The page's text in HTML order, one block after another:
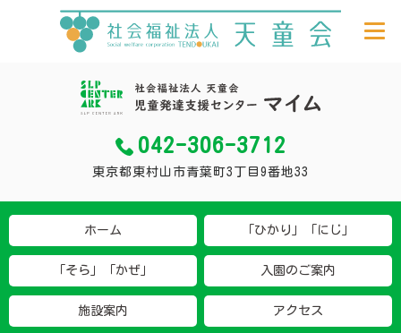
042-306-3712
東京都東村山市青葉町3丁目9番地33
ホーム 「ひかり」「にじ」
「そら」「かぜ」 入園のご案内
施設案内 アクセス